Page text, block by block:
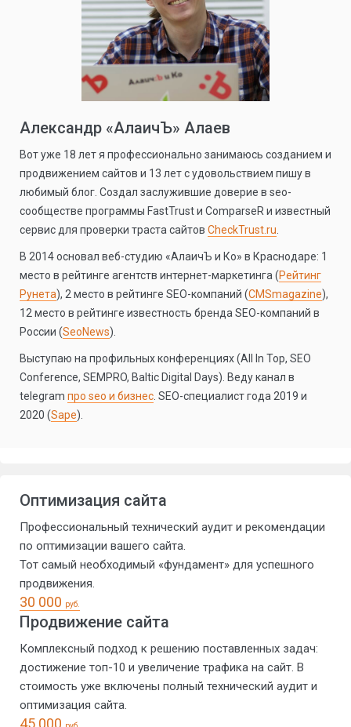
Александр «АлаичЪ» Алаев
Вот уже 18 лет я профессионально занимаюсь созданием и
продвижением сайтов и 13 лет с удовольствием пишу в
любимый блог. Создал заслужившие доверие в seo-
сообществе программы FastTrust и ComparseR и известный
сервис для проверки траста сайтов CheckTrust.ru
В 2014 основал веб-студию «АлаичЪ и Ко» в Краснодаре: 1
место в рейтинге агентств интернет-маркетинга (Рейтинг
Рунета), 2 место в рейтинге SEO-компаний (CMSmagazine),
12 место в рейтинге известность бренда SEO-компаний в
России (SeoNews).
Выступаю на профильных конференциях (All In Top, SEO
Conference, SEMPRO, Baltic Digital Days). Веду канал в
telegram про seo и бизнес . SEO-специалист года 2019 и
2020 (Sape).
Оптимизация сайта
Профессиональный технический аудит и рекомендации
по оптимизации вашего сайта.
Тот самый необходимый «фундамент» для успешного
продвижения.
30 000 руб.
Продвижение сайта
Комплексный подход к решению поставленных задач:
достижение топ-10 и увеличение трафика на сайт. В
стоимость уже включены полный технический аудит и
оптимизация сайта.
45 000